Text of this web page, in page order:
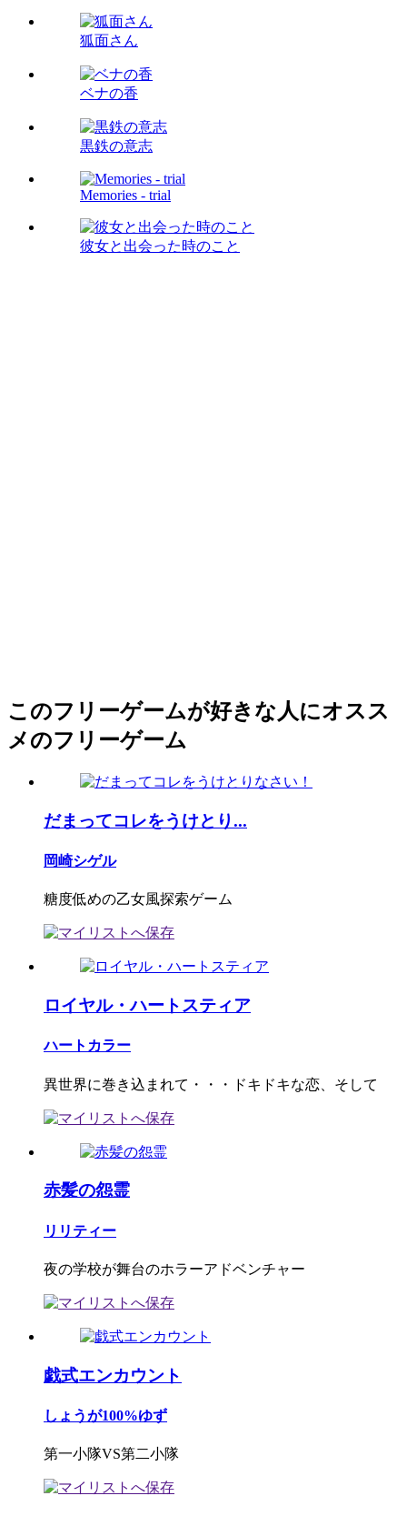
狐面さん
ベナの香
黒鉄の意志
Memories - trial
彼女と出会った時のこと
このフリーゲームが好きな人にオスス
メのフリーゲーム
だまってコレをうけとり...
岡崎シゲル
糖度低めの乙女風探索ゲーム
ロイヤル・ハートスティア
ハートカラー
異世界に巻き込まれて・・・ドキドキな恋、そして
赤髪の怨霊
リリティー
夜の学校が舞台のホラーアドベンチャー
戯式エンカウント
しょうが100%ゆず
第一小隊VS第二小隊